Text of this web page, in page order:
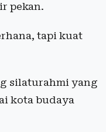
pekan.
tapi kuat
silaturahmi yang
kota budaya